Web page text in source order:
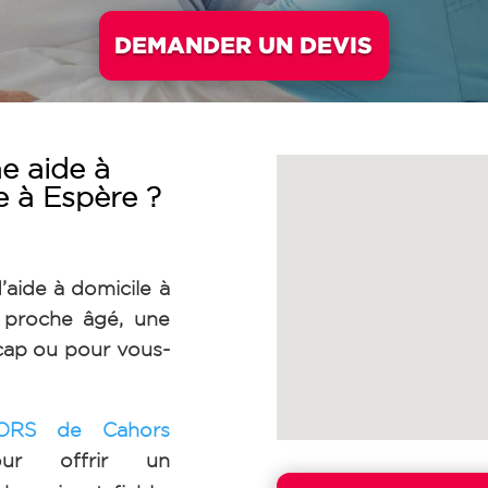
DEMANDER UN DEVIS
aide à
à Espère ?
à domicile à
âgé, une
ou pour vous-
de Cahors
offrir un